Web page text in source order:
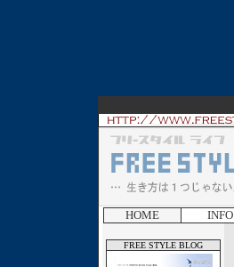
HOME INFO
FREE STYLE BLOG